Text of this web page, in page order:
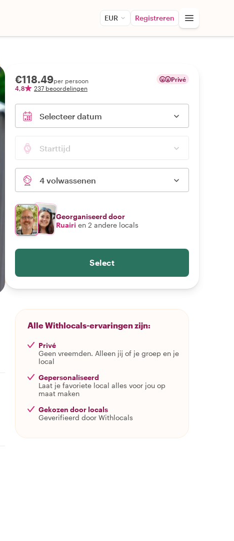
EUR Registreren
€118.49per persoon
4,8
237 beoordelingen
Privé
Selecteer datum
Starttijd
4 volwassenen
Georganiseerd door
Ruairi en 2 andere locals
Select
Alle Withlocals-ervaringen zijn:
Privé
Geen vreemden. Alleen jij of je groep en je
local
Gepersonaliseerd
Laat je favoriete local alles voor jou op
maat maken
Gekozen door locals
Geverifieerd door Withlocals